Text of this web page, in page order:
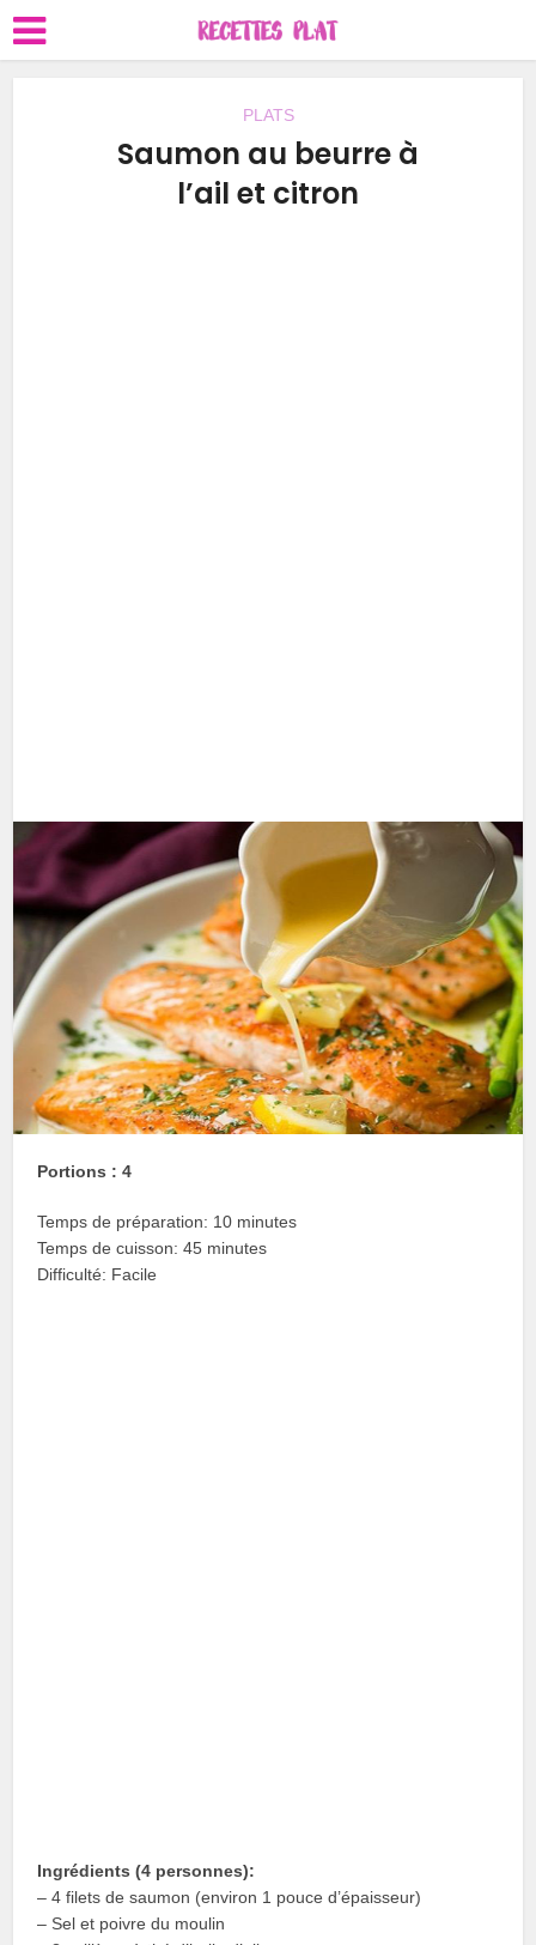
PLATS
Saumon au beurre à
l’ail et citron
Portions : 4
Temps de préparation: 10 minutes
Temps de cuisson: 45 minutes
Difficulté: Facile
Ingrédients (4 personnes):
– 4 filets de saumon (environ 1 pouce d’épaisseur)
– Sel et poivre du moulin